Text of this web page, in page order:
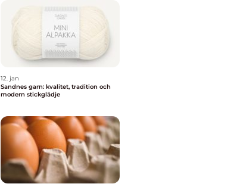
12. jan
Sandnes garn: kvalitet, tradition och
modern stickglädje